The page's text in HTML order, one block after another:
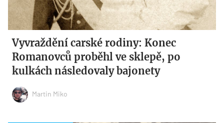
Vyvraždění carské rodiny: Konec
Romanovců proběhl ve sklepě, po
kulkách následovaly bajonety
Martin Miko